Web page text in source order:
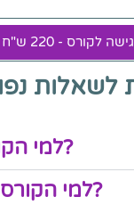
גישה לקורס - 220 ש"ח
למי הקורס מתאים?
למי הקורס לא מתאים?